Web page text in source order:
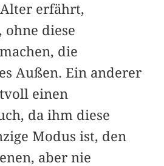
erfährt,
ohne diese
die
Außen. Ein anderer
einen
da ihm diese
Modus ist, den
aber nie